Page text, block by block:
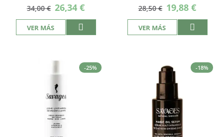
34,00 € Precio
especial
26,34 €
VER MÁS
28,50 € Precio
especial
19,88 €
VER MÁS
-25% -18%